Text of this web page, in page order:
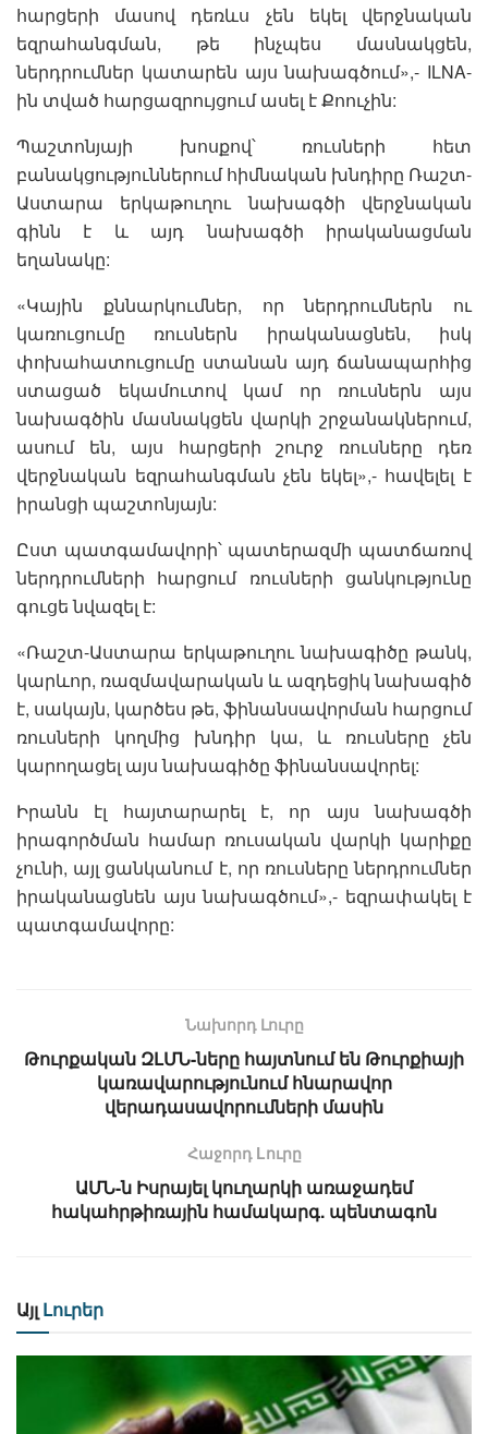
հարցերի մասով դեռևս չեն եկել վերջնական
եզրահանգման, թե ինչպես մասնակցեն,
ներդրումներ կատարեն այս նախագծում»,- ILNA-
ին տված հարցազրույցում ասել է Քոուչին:
Պաշտոնյայի խոսքով՝ ռուսների հետ
բանակցություններում հիմնական խնդիրը Ռաշտ-
Աստարա երկաթուղու նախագծի վերջնական
գինն է և այդ նախագծի իրականացման
եղանակը:
«Կային քննարկումներ, որ ներդրումներն ու
կառուցումը ռուսներն իրականացնեն, իսկ
փոխահատուցումը ստանան այդ ճանապարհից
ստացած եկամուտով կամ որ ռուսներն այս
նախագծին մասնակցեն վարկի շրջանակներում,
ասում են, այս հարցերի շուրջ ռուսները դեռ
վերջնական եզրահանգման չեն եկել»,- հավելել է
իրանցի պաշտոնյայն:
Ըստ պատգամավորի՝ պատերազմի պատճառով
ներդրումների հարցում ռուսների ցանկությունը
գուցե նվազել է:
«Ռաշտ-Աստարա երկաթուղու նախագիծը թանկ,
կարևոր, ռազմավարական և ազդեցիկ նախագիծ
է, սակայն, կարծես թե, ֆինանսավորման հարցում
ռուսների կողմից խնդիր կա, և ռուսները չեն
կարողացել այս նախագիծը ֆինանսավորել:
Իրանն էլ հայտարարել է, որ այս նախագծի
իրագործման համար ռուսական վարկի կարիքը
չունի, այլ ցանկանում է, որ ռուսները ներդրումներ
իրականացնեն այս նախագծում»,- եզրափակել է
պատգամավորը:
Նախորդ Լուրը
Թուրքական ԶԼՄՆ-ները հայտնում են Թուրքիայի
կառավարությունում հնարավոր
վերադասավորումների մասին
Հաջորդ Lուրը
ԱՄՆ-ն Իսրայել կուղարկի առաջադեմ
հակահրթիռային համակարգ. պենտագոն
Այլ Լուրեր